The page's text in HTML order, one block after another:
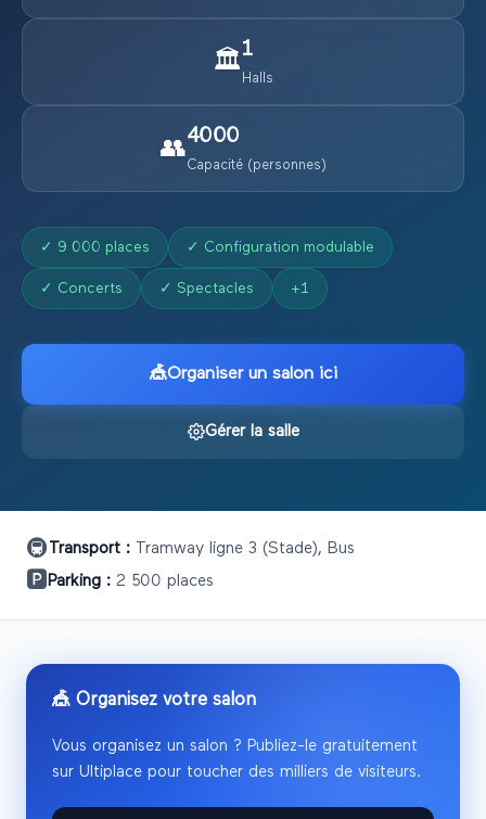
🏛️1
Halls
👥4000
Capacité (personnes)
✓ 9 000 places ✓ Configuration modulable
✓ Concerts ✓ Spectacles +1
🎪Organiser un salon ici
Gérer la salle
🚇 Transport : Tramway ligne 3 (Stade), Bus
🅿️ Parking : 2 500 places
🎪 Organisez votre salon
Vous organisez un salon ? Publiez-le gratuitement
sur Ultiplace pour toucher des milliers de visiteurs.